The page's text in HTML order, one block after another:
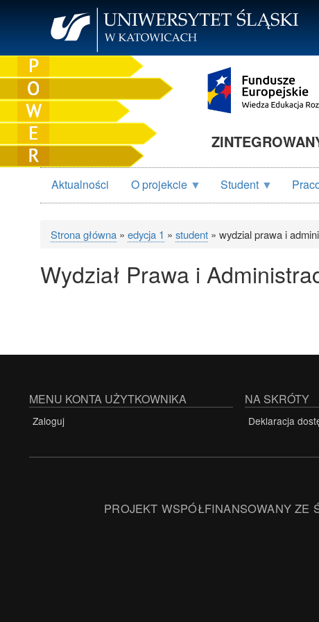
Aktualności O projekcie Student
Ścieżka
nawigacyjna
Strona główna edycja 1 student wydzial prawa i
Wydział Prawa i
MENU KONTA UŻYTKOWNIKA
Zaloguj
NA SKRÓTY
Deklaracja
PROJEKT WSPÓŁFINANSOWANY ZE